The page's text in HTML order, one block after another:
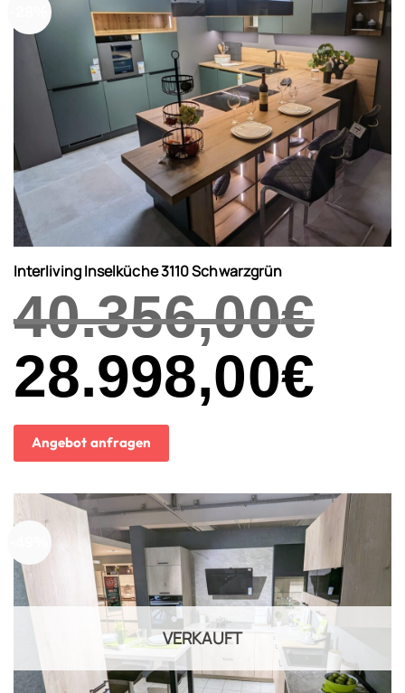
Interliving Inselküche 3110 Schwarzgrün
40.356,00€
Ursprünglicher
Preis
war:
40.356,00€
28.998,00€28.998,00€.
Angebot anfragen
VERKAUFT